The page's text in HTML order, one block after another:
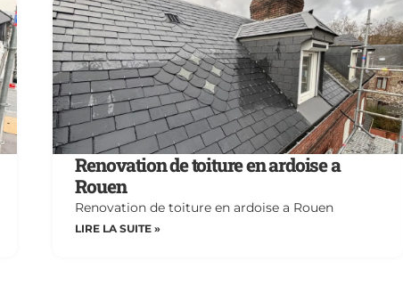
Renovation de toiture en ardoise a
Rouen
Renovation de toiture en ardoise a Rouen
LIRE LA SUITE »